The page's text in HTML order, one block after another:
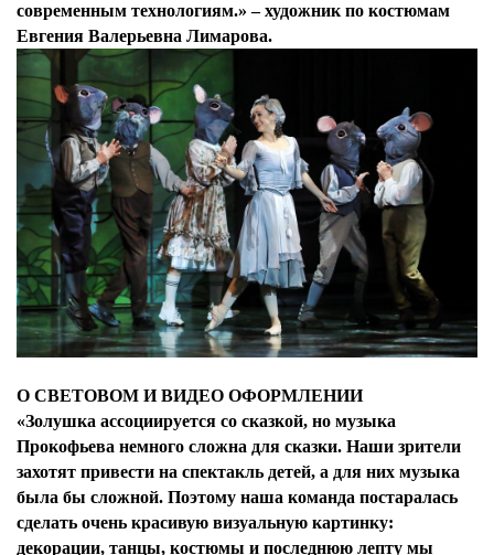
современным технологиям.» – художник по костюмам
Евгения Валерьевна Лимарова.
О СВЕТОВОМ И ВИДЕО ОФОРМЛЕНИИ
«Золушка ассоциируется со сказкой, но музыка
Прокофьева немного сложна для сказки. Наши зрители
захотят привести на спектакль детей, а для них музыка
была бы сложной. Поэтому наша команда постаралась
сделать очень красивую визуальную картинку:
декорации, танцы, костюмы и последнюю лепту мы